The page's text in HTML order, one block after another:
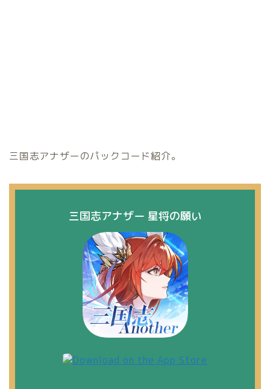
三国志アナザーのパックコード紹介。
三国志アナザー 星将の願い